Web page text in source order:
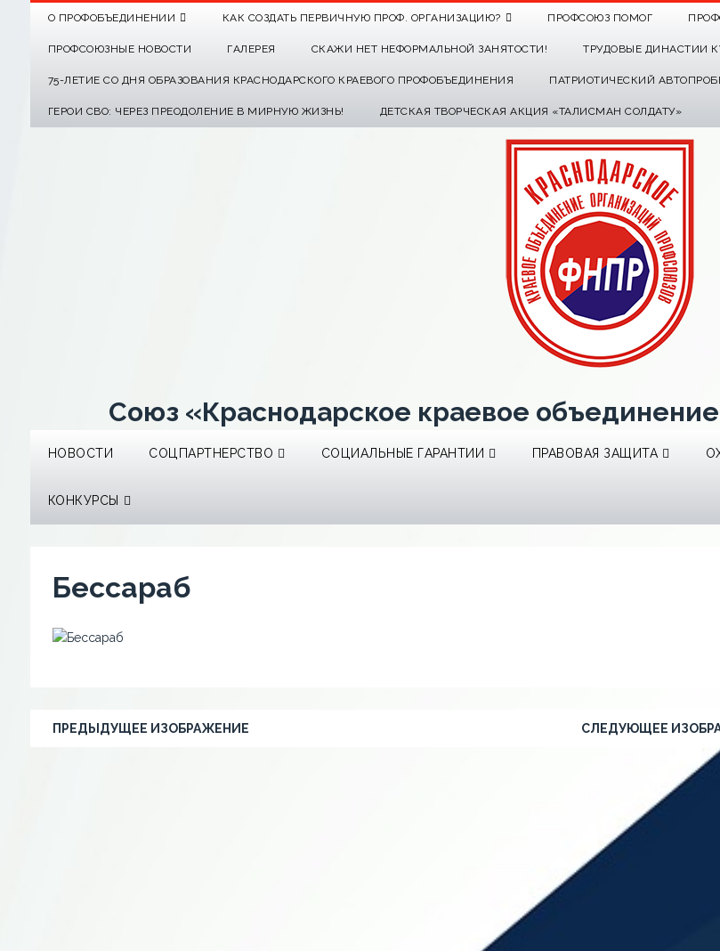
О ПРОФОБЪЕДИНЕНИИ КАК СОЗДАТЬ ПЕРВИЧНУЮ ПРОФ. ОРГАНИЗАЦИЮ? ПРОФСОЮЗ ПОМОГ
ПРОФСОЮЗНЫЕ НОВОСТИ ГАЛЕРЕЯ СКАЖИ НЕТ НЕФОРМАЛЬНОЙ ЗАНЯТОСТИ! ТРУДОВЫЕ ДИНАСТИИ
75-ЛЕТИЕ СО ДНЯ ОБРАЗОВАНИЯ КРАСНОДАРСКОГО КРАЕВОГО ПРОФОБЪЕДИНЕНИЯ ПАТРИОТИЧЕСКИЙ
ГЕРОИ СВО: ЧЕРЕЗ ПРЕОДОЛЕНИЕ В МИРНУЮ ЖИЗНЬ! ДЕТСКАЯ ТВОРЧЕСКАЯ АКЦИЯ «ТАЛИСМАН СОЛДАТУ»
Союз «Краснодарское краевое
НОВОСТИ СОЦПАРТНЕРСТВО СОЦИАЛЬНЫЕ ГАРАНТИИ ПРАВОВАЯ ЗАЩИТА
КОНКУРСЫ
Бессараб
ПРЕДЫДУЩЕЕ ИЗОБРАЖЕНИЕ СЛЕДУЮЩЕЕ